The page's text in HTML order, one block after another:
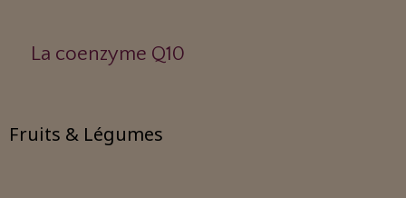
La coenzyme Q10
Fruits & Légumes